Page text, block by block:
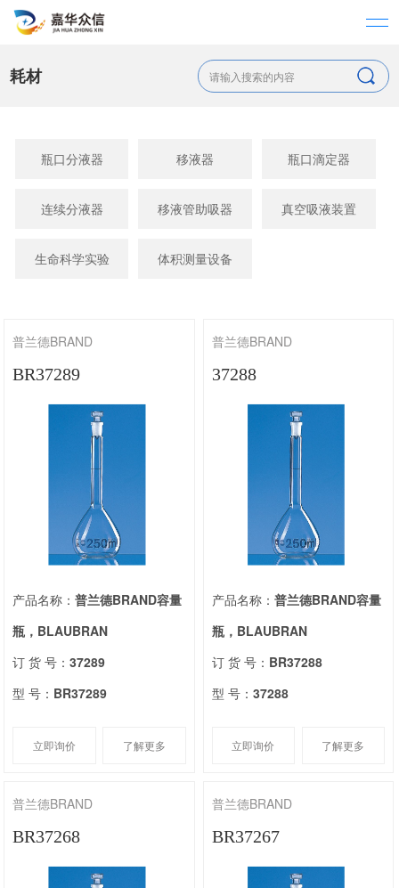
耗材
瓶口分液器 移液器 瓶口滴定器
连续分液器 移液管助吸器 真空吸液装置
生命科学实验 体积测量设备
普兰德BRAND
BR37289
产品名称：普兰德BRAND容量
瓶，BLAUBRAN
订 货 号：37289
型 号： BR37289
立即询价 了解更多
普兰德BRAND
37288
产品名称： 普兰德BRAND容量
瓶，BLAUBRAN
订 货 号： BR37288
型 号： 37288
立即询价 了解更多
普兰德BRAND
BR37268
普兰德BRAND
BR37267